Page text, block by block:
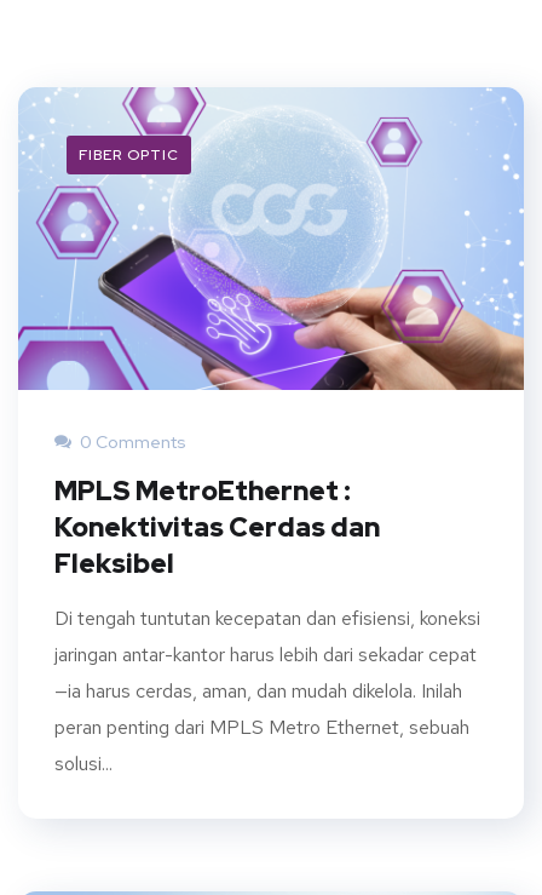
FIBER OPTIC
0 Comments
MPLS MetroEthernet :
Konektivitas Cerdas dan
Fleksibel
Di tengah tuntutan kecepatan dan efisiensi, koneksi
jaringan antar-kantor harus lebih dari sekadar cepat
—ia harus cerdas, aman, dan mudah dikelola. Inilah
peran penting dari MPLS Metro Ethernet, sebuah
solusi...